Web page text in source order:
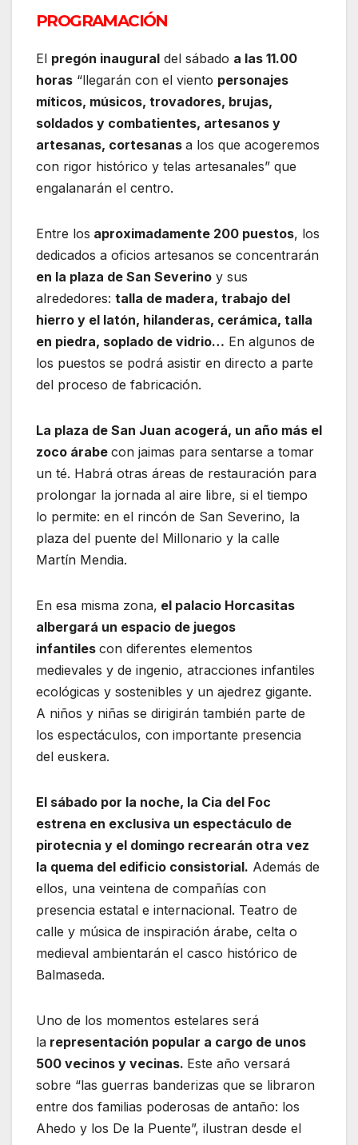
PROGRAMACIÓN
El pregón inaugural del sábado a las 11.00
horas “llegarán con el viento personajes
míticos, músicos, trovadores, brujas,
soldados y combatientes, artesanos y
artesanas, cortesanas a los que acogeremos
con rigor histórico y telas artesanales” que
engalanarán el centro.
Entre los aproximadamente 200 puestos, los
dedicados a oficios artesanos se concentrarán
en la plaza de San Severino y sus
alrededores: talla de madera, trabajo del
hierro y el latón, hilanderas, cerámica, talla
en piedra, soplado de vidrio… En algunos de
los puestos se podrá asistir en directo a parte
del proceso de fabricación.
La plaza de San Juan acogerá, un año más el
zoco árabe con jaimas para sentarse a tomar
un té. Habrá otras áreas de restauración para
prolongar la jornada al aire libre, si el tiempo
lo permite: en el rincón de San Severino, la
plaza del puente del Millonario y la calle
Martín Mendia.
En esa misma zona, el palacio Horcasitas
albergará un espacio de juegos
infantiles con diferentes elementos
medievales y de ingenio, atracciones infantiles
ecológicas y sostenibles y un ajedrez gigante.
A niños y niñas se dirigirán también parte de
los espectáculos, con importante presencia
del euskera.
El sábado por la noche, la Cia del Foc
estrena en exclusiva un espectáculo de
pirotecnia y el domingo recrearán otra vez
la quema del edificio consistorial. Además de
ellos, una veintena de compañías con
presencia estatal e internacional. Teatro de
calle y música de inspiración árabe, celta o
medieval ambientarán el casco histórico de
Balmaseda.
Uno de los momentos estelares será
la representación popular a cargo de unos
500 vecinos y vecinas. Este año versará
sobre “las guerras banderizas que se libraron
entre dos familias poderosas de antaño: los
Ahedo y los De la Puente”, ilustran desde el